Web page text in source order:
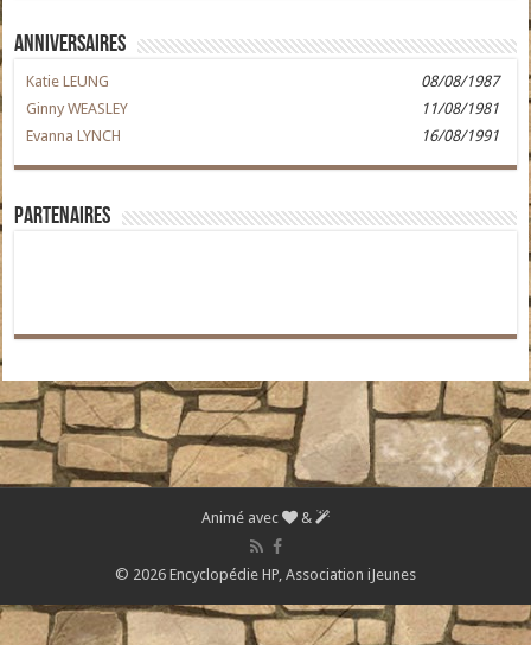
Anniversaires
Katie LEUNG
08/08/1987
Ginny WEASLEY
11/08/1981
Evanna LYNCH
16/08/1991
Partenaires
Animé avec &
© 2026 Encyclopédie HP, Association iJeunes